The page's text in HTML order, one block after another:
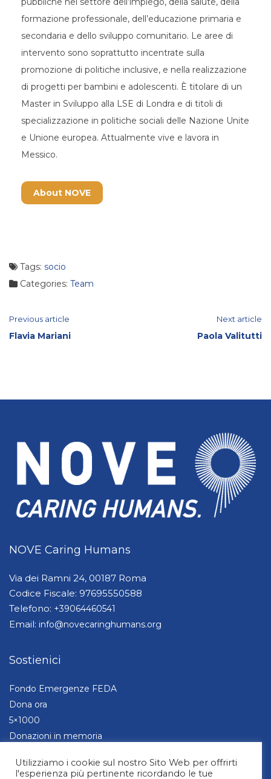
formazione professionale, dell’educazione primaria e
secondaria e dello sviluppo comunitario. Le aree di
intervento sono soprattutto incentrate sulla
promozione di politiche inclusive, e nella realizzazione
di progetti per bambini e adolescenti. È titolare di un
Master in Sviluppo alla LSE di Londra e di titoli di
specializzazione in politiche sociali delle Nazione Unite
e Unione europea. Attualmente vive e lavora in
Messico.
About NOVE
Tags: socio
Categories: Team
Continue
Previous article
Flavia Mariani
Next article
Paola Valitutti
NOVE Caring Humans
Via dei Ramni 24, 00187 Roma
Codice Fiscale: 97695550588
Telefono: +39064460541
Email: info@novecaringhumans.org
Sostienici
Fondo Emergenze FEDA
Dona ora
5×1000
Donazioni in memoria
Utilizziamo i cookie sul nostro Sito Web per offrirti
l'esperienza più pertinente ricordando le tue